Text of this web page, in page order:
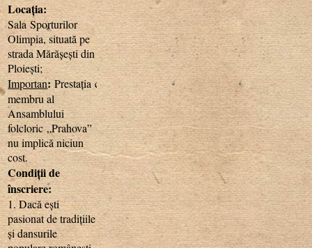
Locația:
Sala Sporturilor
Olimpia, situată pe
strada Mărășești din
Ploiești;
Importan:Prestația ca
membru al
Ansamblului
folcloric „Prahova”
nu implică niciun
cost.
Condiții de
înscriere:
1. Dacă ești
pasionat de tradițiile
și dansurile